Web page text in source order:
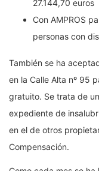
27.144,70 euros
Con AMPROS
personas con
También se ha
en la Calle Alta nº 95
gratuito. Se trata de
expediente de
en el de otros
Compensación.